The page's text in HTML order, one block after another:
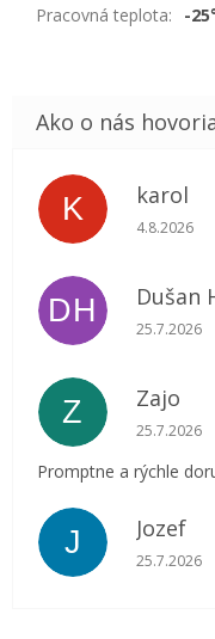
Pracovná teplota: -
K karol
4.8.2026
DH Dušan
25.7.2026
Z Zajo
25.7.2026
Promptne a rýchle
J Jozef
25.7.2026